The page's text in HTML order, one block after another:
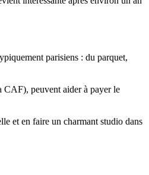
parisiens : du parquet,
CAF), peuvent aider à payer le
et en faire un charmant studio dans